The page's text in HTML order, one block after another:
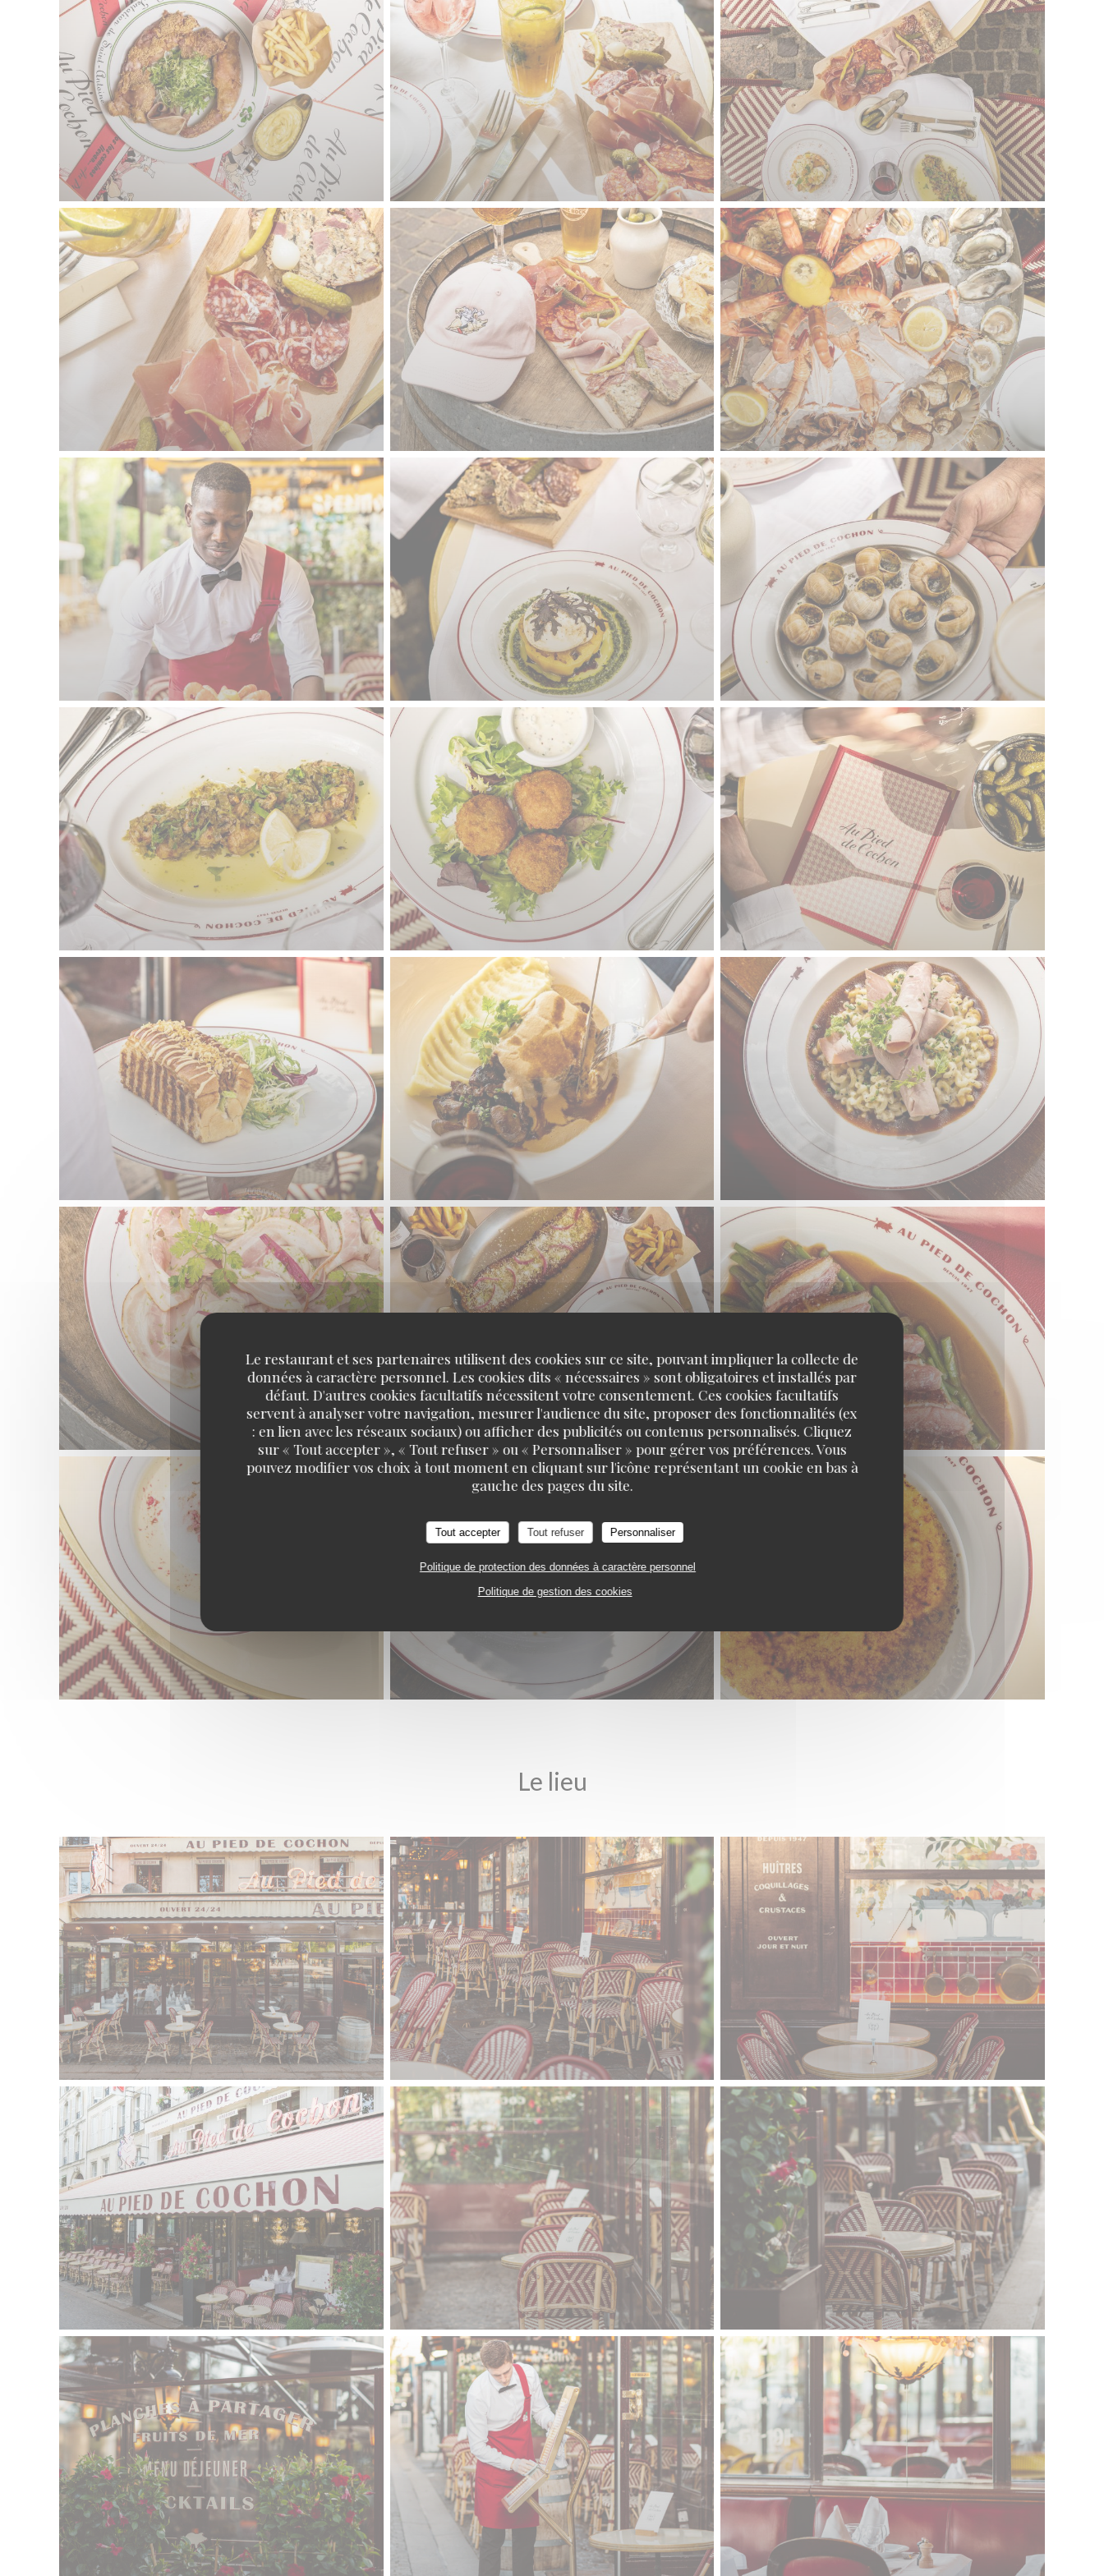
Le restaurant et ses partenaires utilisent des cookies sur ce site, pouvant impliquer la collecte de
données à caractère personnel. Les cookies dits « nécessaires » sont obligatoires et installés par
défaut. D'autres cookies facultatifs nécessitent votre consentement. Ces cookies facultatifs
servent à analyser votre navigation, mesurer l'audience du site, proposer des fonctionnalités (ex
: en lien avec les réseaux sociaux) ou afficher des publicités ou contenus personnalisés. Cliquez
sur « Tout accepter », « Tout refuser » ou « Personnaliser » pour gérer vos préférences. Vous
pouvez modifier vos choix à tout moment en cliquant sur l'icône représentant un cookie en bas à
gauche des pages du site.
Tout accepter Tout refuser Personnaliser
Politique de protection des données à caractère personnel
Politique de gestion des cookies
Le lieu